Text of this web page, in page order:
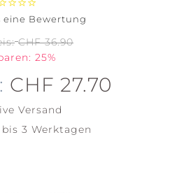
eine Bewertung
CHF 36.90
25%
CHF 27.70
Versand
bis 3 Werktagen